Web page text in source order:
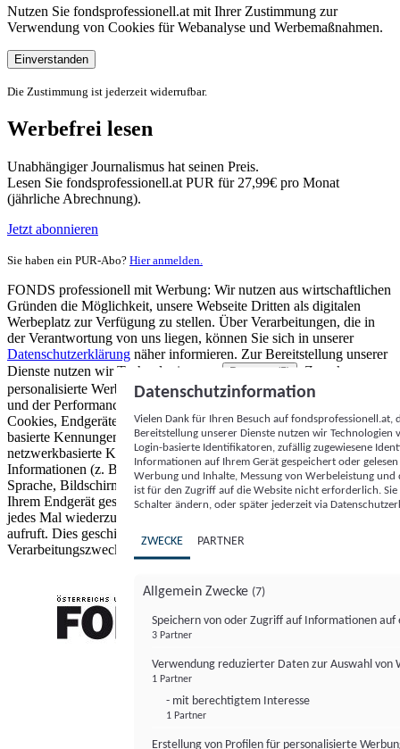
Nutzen Sie fondsprofessionell.at mit Ihrer Zustimmung zur
Verwendung von Cookies für Webanalyse und Werbemaßnahmen.
Einverstanden
Die Zustimmung ist jederzeit widerrufbar.
Werbefrei lesen
Unabhängiger Journalismus hat seinen Preis.
Lesen Sie fondsprofessionell.at PUR für 27,99€ pro Monat
(jährliche Abrechnung).
Jetzt abonnieren
Sie haben ein PUR-Abo? Hier anmelden.
FONDS professionell mit Werbung: Wir nutzen aus wirtschaftlichen
Gründen die Möglichkeit, unsere Webseite Dritten als digitalen
Werbeplatz zur Verfügung zu stellen. Über Verarbeitungen, die in
der Verantwortung von uns liegen, können Sie sich in unserer
Datenschutzerklärung näher informieren. Zur Bereitstellung unserer
Dienste nutzen wir Technologien von
Partnern (5)
. Zwecke:
personalisierte Werbung und Inhalte, Messung von Werbeleistung
und der Performance von Inhalten sowie Zielgruppenforschung.
Cookies, Endgeräte- oder ähnliche Online-Kennungen (z. B. login-
basierte Kennungen, zufällig generierte Kennungen,
netzwerkbasierte Kennungen) können zusammen mit anderen
Informationen (z. B. Browsertyp und Browserinformationen,
Sprache, Bildschirmgröße, unterstützte Technologien usw.) auf
Ihrem Endgerät gespeichert oder von dort ausgelesen werden, um es
jedes Mal wiederzuerkennen, wenn es eine App oder einer Webseite
aufruft. Dies geschieht für einen oder mehrere der hier aufgeführten
Verarbeitungszwecke.
Datenschutzinformation
Vielen Dank für Ihren Besuch auf
Bereitstellung unserer Dienste nutzen wir Technologien
Login-basierte Identifikatoren, zufällig zugewiesene
Informationen auf Ihrem Gerät gespeichert oder
Werbung und Inhalte, Messung von Werbeleistung
ist für den Zugriff auf die Website nicht erforderlich.
Schalter ändern, oder später jederzeit via
ZWECKE PARTNER
Allgemein Zwecke (7)
Speichern von oder Zugriff auf Informationen auf
3 Partner
Verwendung reduzierter Daten zur Auswahl von
1 Partner
- mit berechtigtem Interesse
1 Partner
Erstellung von Profilen für personalisierte
FONDS professionell